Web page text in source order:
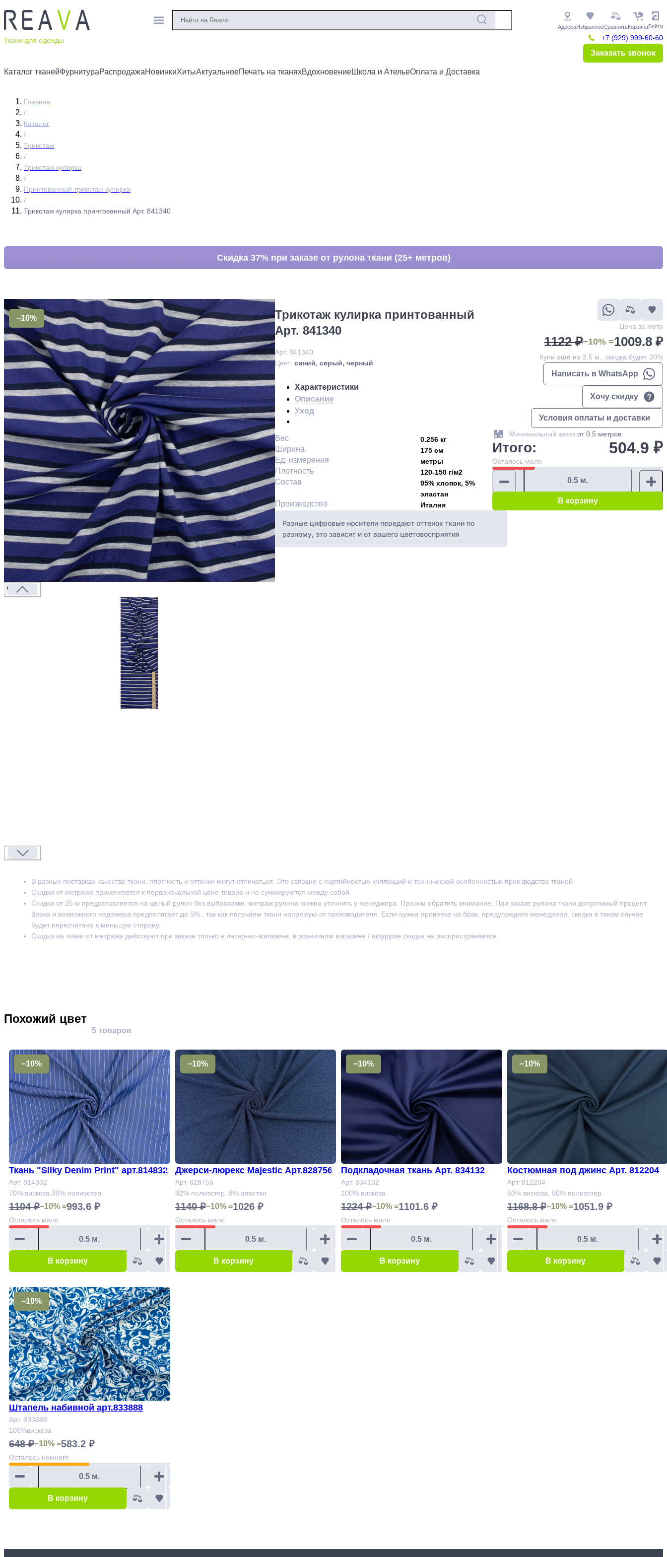
Ткани для одежды
АдресаИзбранноеСравнитьКорзинаВойти
+7 (929) 999-60-60
Заказать звонок
Каталог тканейФурнитураРаспродажаНовинкиХитыАктуальноеПечать на тканяхВдохновениеШкола и АтельеОплата и Доставка
Главная
/
Каталог
/
Трикотаж
/
Трикотаж кулирка
/
Принтованный трикотаж кулирка
/
Трикотаж кулирка принтованный Арт. 841340
Скидка 37% при заказе от рулона ткани (25+ метров)
−10%
Трикотаж кулирка принтованный
Арт. 841340
Арт. 841340
Цвет: синий, серый, черный
Характеристики
Описание
Уход
Вес 0.256 кг
Ширина 175 см
Ед. измерения метры
Плотность 120-150 г/м2
Состав
95% хлопок, 5%
эластан
Производство Италия
Разные цифровые носители передают оттенок ткани по
разному, это зависит и от вашего цветовосприятия
Цена за метр
1122 ₽−10% =1009.8 ₽
Купи ещё на 2.5 м., скидка будет 20%
Написать в WhatsApp
Хочу скидку
Условия оплаты и доставки
Минимальный заказот 0.5 метров
Итого: 504.9 ₽
Осталось мало
В корзину
В разных поставках качество ткани, плотность и оттенки могут отличаться. Это связано с партийностью коллекций и технической особенностью производства тканей.
Скидки от метража применяются к первоначальной цене товара и не суммируются между собой.
Скидка от 25 м предоставляется на целый рулон без выбраковки; метраж рулона можно уточнить у менеджера. Просим обратить внимание. При заказе рулона ткани допустимый процент
брака и возможного недомера предполагает до 5% , так как получаем ткани напрямую от производителя. Если нужна проверка на брак, предупредите менеджера, скидка в таком случае
будет пересчитана в меньшую сторону.
Скидки на ткани от метража действуют при заказе только в интернет-магазине, в розничном магазине / шоуруме скидка не распространяется.
Похожий цвет
5 товаров
−10%
Ткань "Silky Denim Print" арт.814832
Арт. 814832
70% вискоза,30% полиэстер
1104 ₽−10% =993.6 ₽
Осталось мало
В корзину
−10%
Джерси-люрекс Majestic Арт.828756
Арт. 828756
92% полиэстер, 8% эластан
1140 ₽−10% =1026 ₽
Осталось мало
В корзину
−10%
Подкладочная ткань Арт. 834132
Арт. 834132
100% вискоза
1224 ₽−10% =1101.6 ₽
Осталось мало
В корзину
−10%
Костюмная под джинс Арт. 812204
Арт. 812204
50% вискоза, 50% полиэстер
1168.8 ₽−10% =1051.9 ₽
Осталось мало
В корзину
−10%
Штапель набивной арт.833888
Арт. 833888
100%вискоза
648 ₽−10% =583.2 ₽
Осталось немного
В корзину